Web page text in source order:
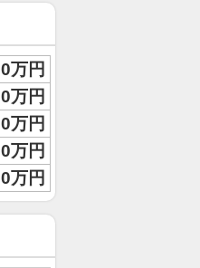
0万円
0万円
0万円
0万円
0万円